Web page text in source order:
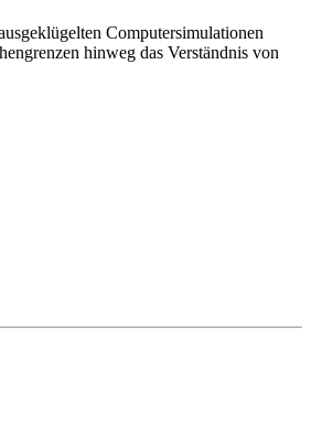
Computersimulationen
hinweg das Verständnis von